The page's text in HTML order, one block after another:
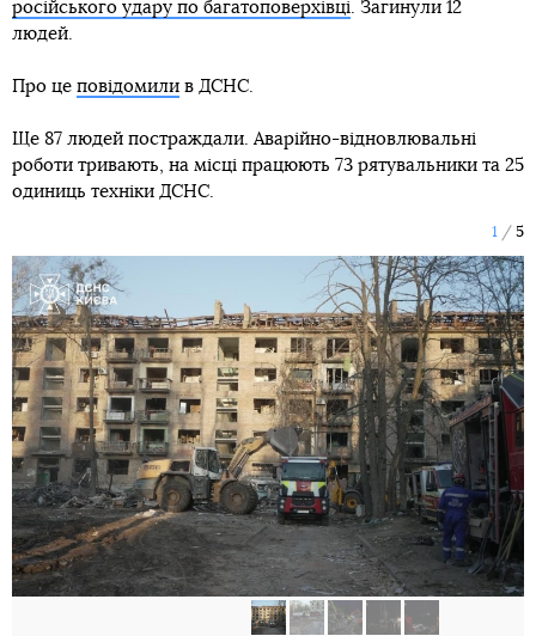
російського удару по багатоповерхівці . Загинули 12
людей.
Про це повідомили в ДСНС.
Ще 87 людей постраждали. Аварійно-відновлювальні
роботи тривають, на місці працюють 73 рятувальники та 25
одиниць техніки ДСНС.
1 5